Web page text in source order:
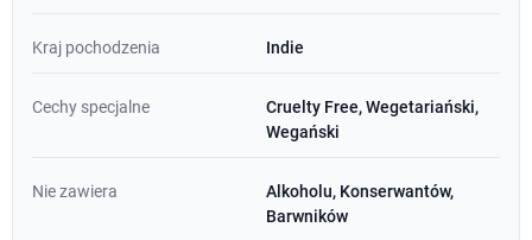
Kraj pochodzenia Indie
Cechy specjalne
Cruelty Free, Wegetariański,
Wegański
Nie zawiera
Alkoholu, Konserwantów,
Barwników